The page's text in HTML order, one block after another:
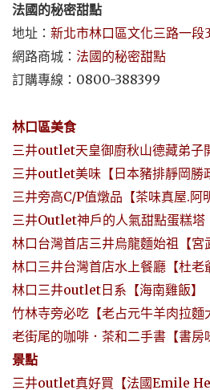
法國的秘密甜點
地址： 新北市林口區文化三路一段
網路商城： 法國的秘密甜點
訂購專線：0800-388399
林口區美食
三井outlet天皇御廚秋山德藏弟子
三井outlet美味【日本豬排靜岡勝
三井旁高C/P值燉品【茶味真屋.阿
三井Outlet神戶的人氣甜點蛋糕
林口台灣首店三井烏龍麵始祖【宮
林口三井台灣首店水上餐廳【杜老
林口三井outlet日系【海南雞飯】
竹林寺旁必吃【老占元牛羊肉拉麵
老街尾的咖啡．茶和二手書【書房
景點
三井outlet真好買【法國Emile